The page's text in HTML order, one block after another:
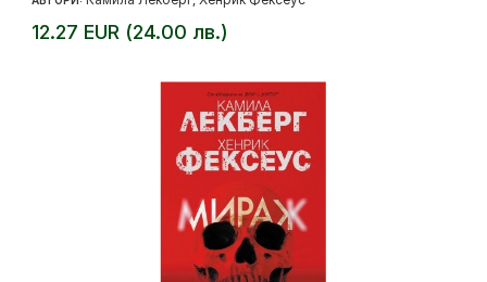
12.27 EUR (24.00 лв.)